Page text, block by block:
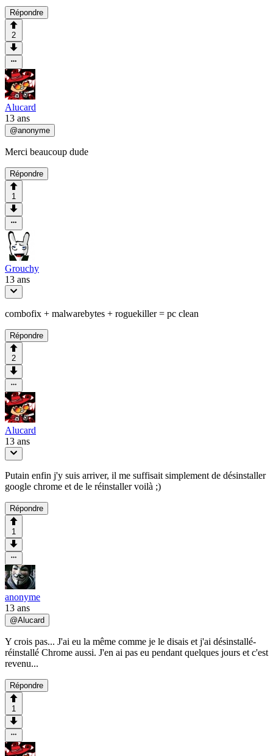
Répondre
2
Alucard
13 ans
@anonyme
Merci beaucoup dude
Répondre
1
Grouchy
13 ans
combofix + malwarebytes + roguekiller = pc clean
Répondre
2
Alucard
13 ans
Putain enfin j'y suis arriver, il me suffisait simplement de désinstaller
google chrome et de le réinstaller voilà ;)
Répondre
1
anonyme
13 ans
@Alucard
Y crois pas... J'ai eu la même comme je le disais et j'ai désinstallé-
réinstallé Chrome aussi. J'en ai pas eu pendant quelques jours et c'est
revenu...
Répondre
1